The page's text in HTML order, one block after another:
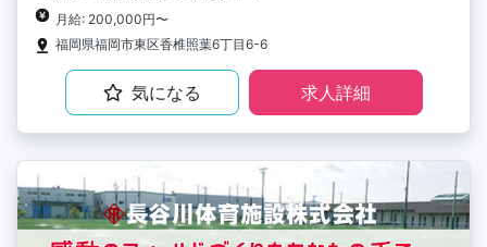
月給: 200,000円〜
福岡県福岡市東区香椎照葉6丁目6-6
気になる 求人詳細